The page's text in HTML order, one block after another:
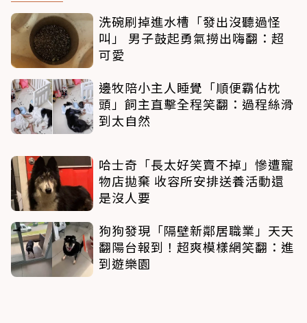
洗碗刷掉進水槽「發出沒聽過怪
叫」 男子鼓起勇氣撈出嗨翻：超
可愛
邊牧陪小主人睡覺「順便霸佔枕
頭」飼主直擊全程笑翻：過程絲滑
到太自然
哈士奇「長太好笑賣不掉」慘遭寵
物店拋棄 收容所安排送養活動還
是沒人要
狗狗發現「隔壁新鄰居職業」天天
翻陽台報到！超爽模樣網笑翻：進
到遊樂園